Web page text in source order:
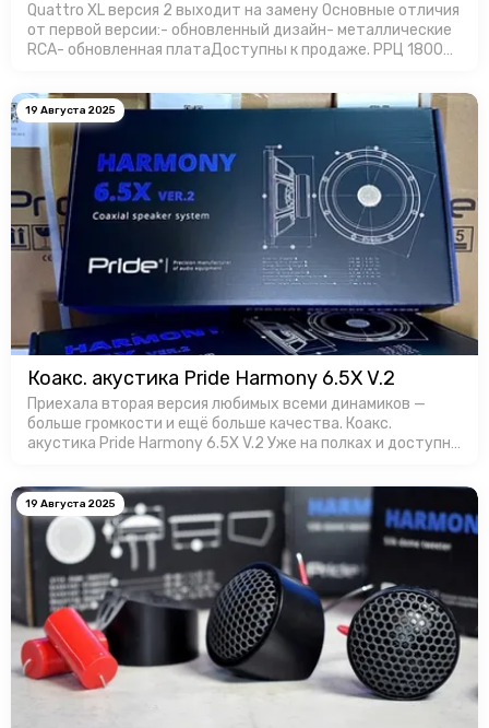
Quattro XL версия 2 выходит на замену Основные отличия
от первой версии:- обновленный дизайн- металлические
RCA- обновленная платаДоступны к продаже. РРЦ 18000
19 Августа 2025
Коакс. акустика Pride Harmony 6.5X V.2
Приехала вторая версия любимых всеми динамиков —
больше громкости и ещё больше качества. Коакс.
акустика Pride Harmony 6.5X V.2 Уже на полках и доступны
19 Августа 2025